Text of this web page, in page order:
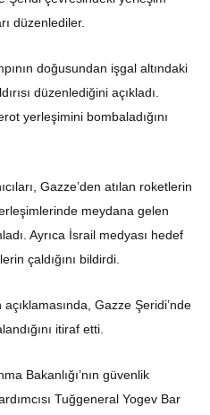
düzenlediler.
doğusundan işgal altındaki
düzenlediğini açıkladı.
yerleşimini bombaladığını
Gazze’den atılan roketlerin
meydana gelen
Ayrıca İsrail medyası hedef
çaldığını bildirdi.
Gazze Şeridi’nde
itiraf etti.
Bakanlığı’nın güvenlik
Tuğgeneral Yogev Bar